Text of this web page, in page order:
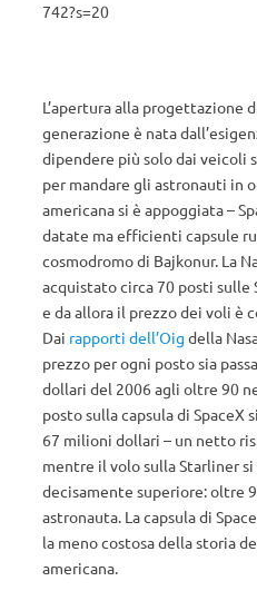
742?s=20
L’apertura alla progettazione
generazione è nata
dipendere più solo dai veicoli
per mandare gli astronauti in
americana si è appoggiata –
datate ma efficienti capsule
cosmodromo di Bajkonur. La
acquistato circa 70 posti sulle
e da allora il prezzo dei voli è
Dai rapporti dell’Oig della
prezzo per ogni posto sia
dollari del 2006 agli oltre 90
posto sulla capsula di SpaceX
67 milioni dollari – un netto
mentre il volo sulla Starliner
decisamente superiore: oltre
astronauta. La capsula di
la meno costosa della storia
americana.